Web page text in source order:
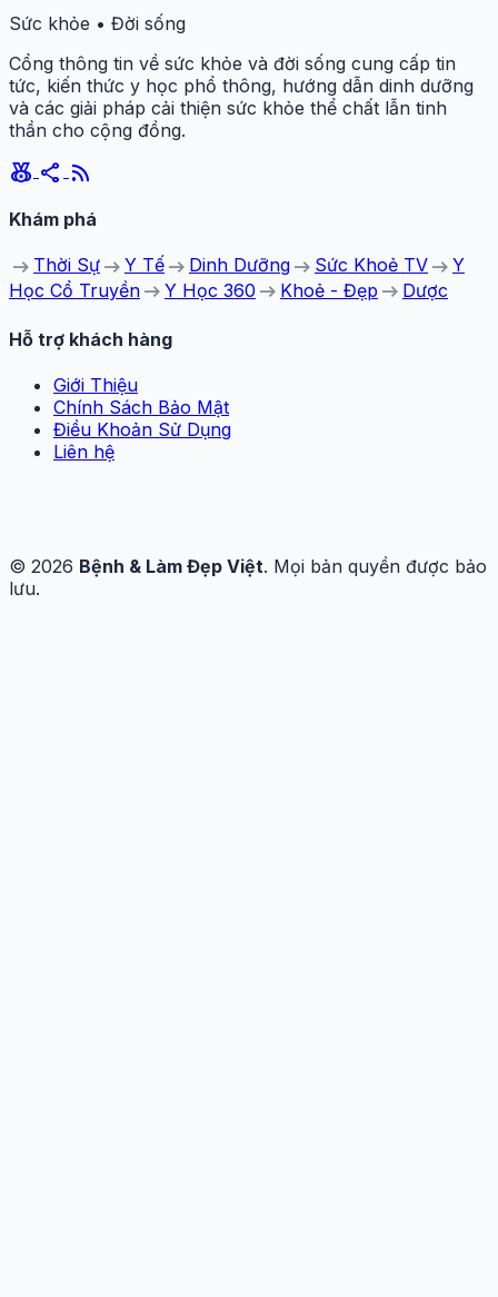
Sức khỏe • Đời sống
Cổng thông tin về sức khỏe và đời sống cung cấp tin
tức, kiến thức y học phổ thông, hướng dẫn dinh dưỡng
và các giải pháp cải thiện sức khỏe thể chất lẫn tinh
thần cho cộng đồng.
social_leaderboard share rss_feed
Khám phá
arrow_right_alt Thời Sự arrow_right_alt Y Tế arrow_right_alt Dinh Dưỡng arrow_right_alt Sức Khoẻ TV arrow_right_alt Y
Học Cổ Truyền arrow_right_alt Y Học 360 arrow_right_alt Khoẻ - Đẹp arrow_right_alt Dược
Hỗ trợ khách hàng
Giới Thiệu
Chính Sách Bảo Mật
Điều Khoản Sử Dụng
Liên hệ
© 2026 Bệnh & Làm Đẹp Việt. Mọi bản quyền được bảo
lưu.